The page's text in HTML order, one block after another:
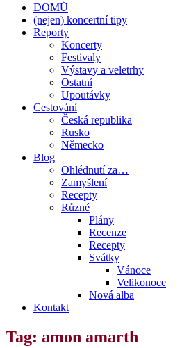
DOMŮ
(nejen) koncertní tipy
Reporty
Koncerty
Festivaly
Výstavy a veletrhy
Ostatní
Upoutávky
Cestování
Česká republika
Rusko
Německo
Blog
Ohlédnutí za…
Zamyšlení
Recepty
Různé
Plány
Recenze
Recepty
Svátky
Vánoce
Velikonoce
Nová alba
Kontakt
Tag: amon amarth